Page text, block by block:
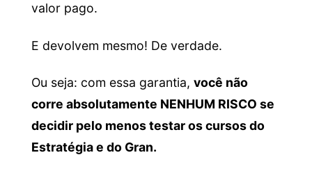
valor pago.
E devolvem mesmo! De verdade.
Ou seja: com essa garantia, você não
corre absolutamente NENHUM RISCO se
decidir pelo menos testar os cursos do
Estratégia e do Gran.